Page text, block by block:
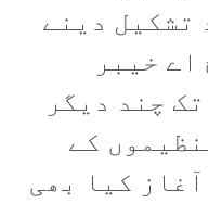
تشکیل دینے
خیبر
چند دیگر
کے
کیا بھی